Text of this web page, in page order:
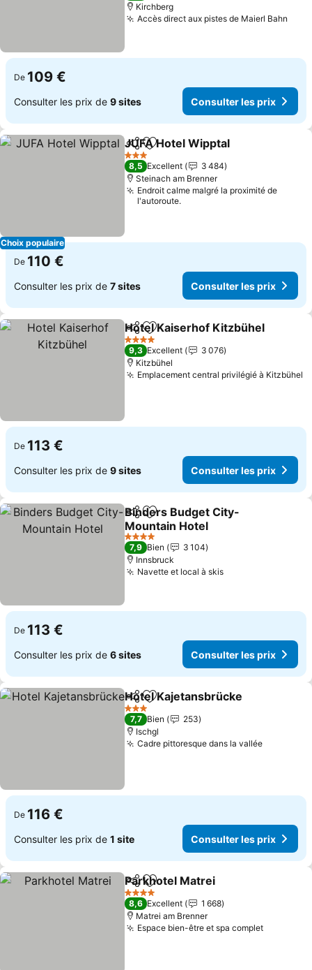
Kirchberg
Accès direct aux pistes de Maierl Bahn
De 109 €
Consulter les prix de 9 sites Consulter les prix
Choix populaire
PartagerAjouter à mes favoris
JUFA Hotel Wipptal
3 Étoiles
8,5 Excellent
3 484
Steinach am Brenner
Endroit calme malgré la proximité de
l'autoroute.
De 110 €
Consulter les prix de 7 sites Consulter les prix
PartagerAjouter à mes favoris
Hotel Kaiserhof Kitzbühel
4 Étoiles
9,3 Excellent
3 076
Kitzbühel
Emplacement central privilégié à Kitzbühel
De 113 €
Consulter les prix de 9 sites Consulter les prix
PartagerAjouter à mes favoris
Binders Budget City-
Mountain Hotel
Consulter les prix
4 Étoiles
7,9 Bien
3 104
Innsbruck
Navette et local à skisConsulter les
De 113 €
Consulter les prix de 6 sites Consulter les prix
PartagerAjouter à mes favoris
Hotel Kajetansbrücke
3 Étoiles
7,7 Bien
253
Ischgl
Cadre pittoresque dans la vallée
De 116 €
Consulter les prix de 1 site Consulter les prix
PartagerAjouter à mes favoris
Parkhotel Matrei
4 Étoiles
8,6 Excellent
1 668
Matrei am Brenner
Espace bien-être et spa complet